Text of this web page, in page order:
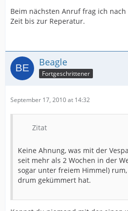
Beim nächsten Anruf frag ich
Zeit bis zur Reperatur.
Beagle
Fortgeschrittener
September 17, 2010 at 14:32
Zitat
Keine Ahnung, was mit der
seit mehr als 2 Wochen in der
sogar unter freiem Himmel)
drum gekümmert hat.